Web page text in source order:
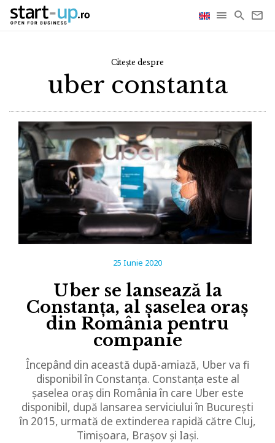
Citește despre
uber constanta
25 Iunie 2020
Uber se lansează la
Constanța, al șaselea oraș
din România pentru
companie
Începând din această după-amiază, Uber va fi
disponibil în Constanța. Constanța este al
șaselea oraș din România în care Uber este
disponibil, după lansarea serviciului în București
în 2015, urmată de extinderea rapidă către Cluj,
Timișoara, Brașov și Iași.